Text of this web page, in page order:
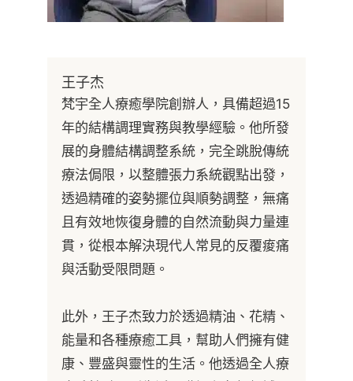
王子杰
梵宇全人療癒學院創辦人，具備超過15
年的結構調理實務與教學經驗。他所發
展的身體結構調整系統，完全跳脫傳統
療法侷限，以整體張力系統觀點出發，
透過精確的姿勢擺位與順勢調整，無痛
且有效地恢復身體的自然流動與力量連
貫，從根本解決現代人常見的反覆痠痛
與活動受限問題。
此外，王子杰致力於透過精油、花精、
能量和各種療癒工具，幫助人們擁有健
康、豐盛與靈性的生活。他透過全人療